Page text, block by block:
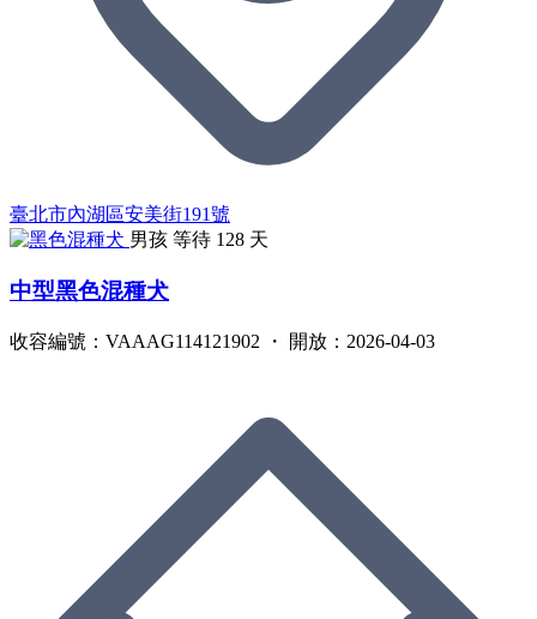
臺北市內湖區安美街191號
男孩 等待 128 天
中型黑色混種犬
收容編號：VAAAG114121902 ・ 開放：2026-04-03